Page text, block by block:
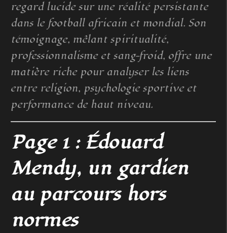
regard lucide sur une réalité persistante
dans le football africain et mondial. Son
témoignage, mêlant spiritualité,
professionnalisme et sang-froid, offre une
matière riche pour analyser les liens
entre religion, psychologie sportive et
performance de haut niveau.
Page 1 : Édouard
Mendy, un gardien
au parcours hors
normes